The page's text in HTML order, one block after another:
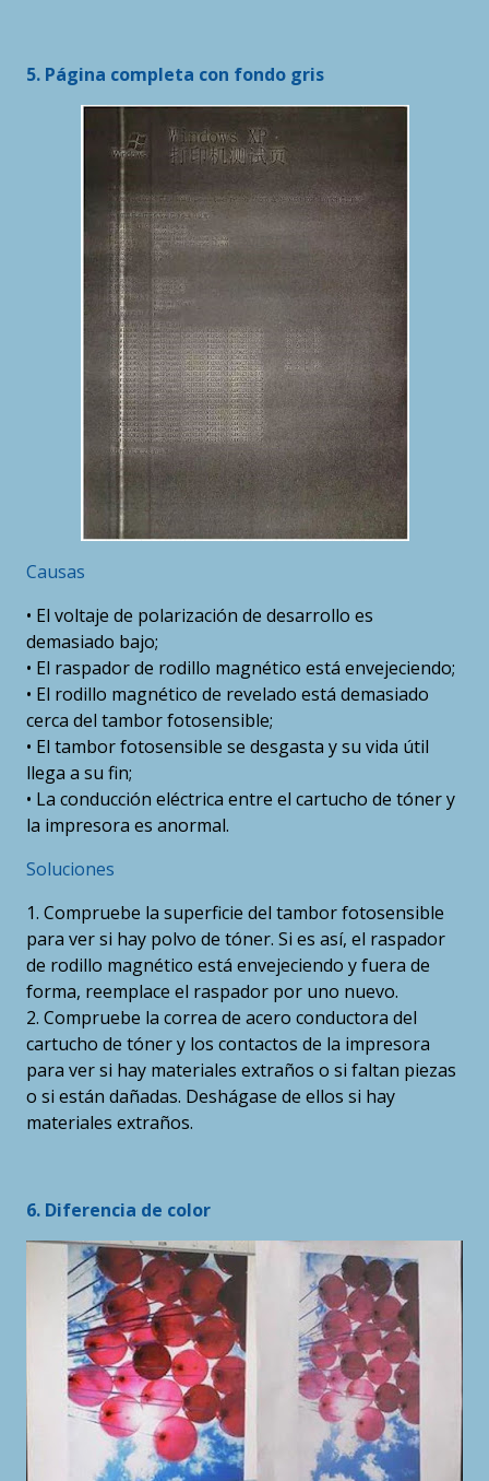
5. Página completa con fondo gris
Causas
• El voltaje de polarización de desarrollo es
demasiado bajo;
• El raspador de rodillo magnético está envejeciendo;
• El rodillo magnético de revelado está demasiado
cerca del tambor fotosensible;
• El tambor fotosensible se desgasta y su vida útil
llega a su fin;
• La conducción eléctrica entre el cartucho de tóner y
la impresora es anormal.
Soluciones
1. Compruebe la superficie del tambor fotosensible
para ver si hay polvo de tóner. Si es así, el raspador
de rodillo magnético está envejeciendo y fuera de
forma, reemplace el raspador por uno nuevo.
2. Compruebe la correa de acero conductora del
cartucho de tóner y los contactos de la impresora
para ver si hay materiales extraños o si faltan piezas
o si están dañadas. Deshágase de ellos si hay
materiales extraños.
6. Diferencia de color